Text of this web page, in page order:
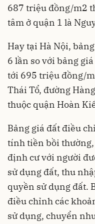
687 triệu đồng/m2
tâm ở quận 1 là
Hay tại Hà Nội,
6 lần so với bảng
tới 695 triệu đồng/
Thái Tổ, đường
thuộc quận Hoàn
Bảng giá đất điều
tính tiền bồi
định cư với người
sử dụng đất, thu
quyền sử dụng đất.
điều chỉnh các
sử dụng, chuyển